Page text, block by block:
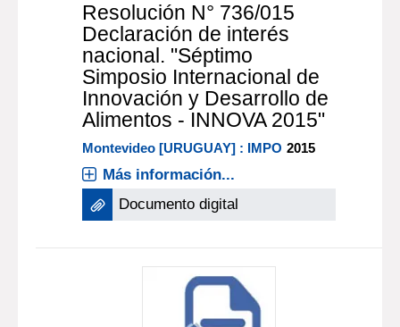
Resolución N° 736/015
Declaración de interés
nacional. "Séptimo
Simposio Internacional de
Innovación y Desarrollo de
Alimentos - INNOVA 2015"
Montevideo [URUGUAY] : IMPO 2015
Más información...
Documento digital